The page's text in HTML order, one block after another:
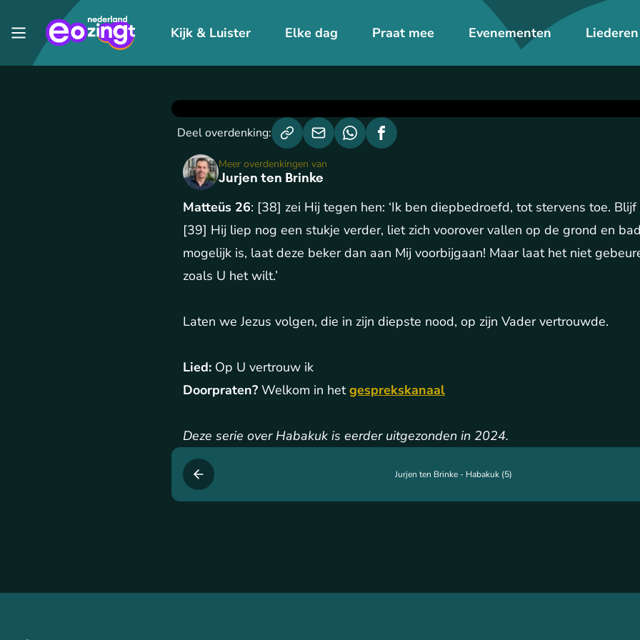
Kijk & Luister Elke dag Praat mee Evenementen Liederen
Jurjen ten Brinke - Habakuk (5)
Deel overdenking:
Jurjen ten Brinke
Meer overdenkingen van
Matteüs 26: [38] zei Hij tegen hen: ‘Ik ben diepbedroefd, tot stervens toe. Blijf
[39] Hij liep nog een stukje verder, liet zich voorover vallen op de grond en
mogelijk is, laat deze beker dan aan Mij voorbijgaan! Maar laat het niet
zoals U het wilt.’
Laten we Jezus volgen, die in zijn diepste nood, op zijn Vader vertrouwde.
Lied: Op U vertrouw ik
Doorpraten? Welkom in hetgesprekskanaal
Deze serie over Habakuk is eerder uitgezonden in 2024.